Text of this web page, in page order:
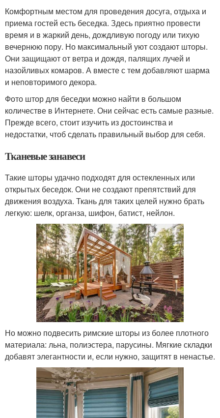
Комфортным местом для проведения досуга, отдыха и
приема гостей есть беседка. Здесь приятно провести
время и в жаркий день, дождливую погоду или тихую
вечернюю пору. Но максимальный уют создают шторы.
Они защищают от ветра и дождя, палящих лучей и
назойливых комаров. А вместе с тем добавляют шарма
и неповторимого декора.
Фото штор для беседки можно найти в большом
количестве в Интернете. Они сейчас есть самые разные.
Прежде всего, стоит изучить из достоинства и
недостатки, чтоб сделать правильный выбор для себя.
Тканевые занавеси
Такие шторы удачно подходят для остекленных или
открытых беседок. Они не создают препятствий для
движения воздуха. Ткань для таких целей нужно брать
легкую: шелк, органза, шифон, батист, нейлон.
Но можно подвесить римские шторы из более плотного
материала: льна, полиэстера, парусины. Мягкие складки
добавят элегантности и, если нужно, защитят в ненастье.